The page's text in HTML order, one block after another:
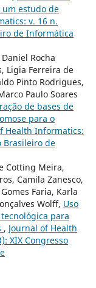
estudo de
v. 16 n.
de Informática
Rocha
Ligia Ferreira de
Pinto Rodrigues,
Paulo Soares
de bases de
para o
Health Informatics:
Brasileiro de
Cotting Meira,
Camila Zanesco,
Faria, Karla
Wolff, Uso
para
, Journal of Health
XIX Congresso